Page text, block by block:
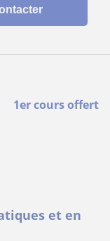
1er cours offert
et en